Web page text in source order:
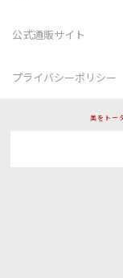
公式通販サイト
プライバシーポリシー
美をトー